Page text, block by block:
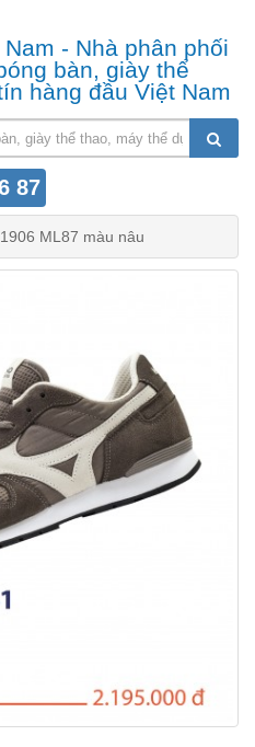
- Nhà phân phối
bàn, giày thể
hàng đầu Việt Nam
87
ML87 màu nâu